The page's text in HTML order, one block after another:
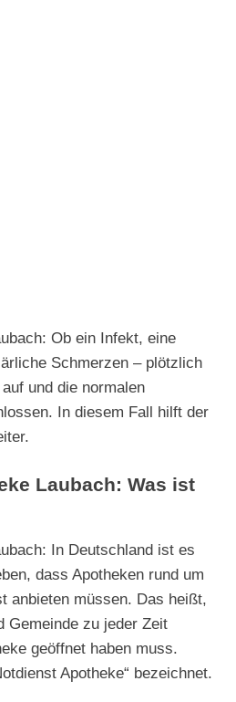
Ob ein Infekt, eine
Schmerzen – plötzlich
und die normalen
In diesem Fall hilft der
Laubach: Was ist
In Deutschland ist es
dass Apotheken rund um
anbieten müssen. Das heißt,
Gemeinde zu jeder Zeit
geöffnet haben muss.
Apotheke“ bezeichnet.